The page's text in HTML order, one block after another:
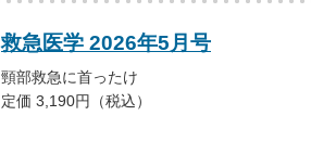
救急医学 2026年5月号
頸部救急に首ったけ
定価 3,190円（税込）